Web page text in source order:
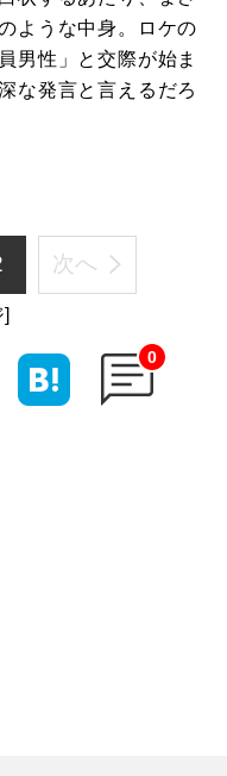
ような中身。ロケの
男性」と交際が始ま
な発言と言えるだろ
次へ
0